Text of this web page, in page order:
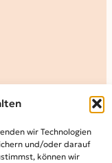
wir Technologien
und/oder darauf
können wir